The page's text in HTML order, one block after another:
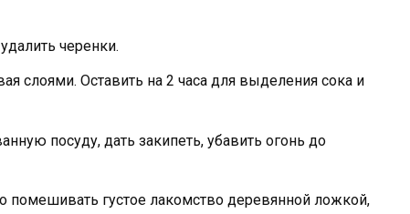
черенки.
слоями. Оставить на 2 часа для выделения сока и
посуду, дать закипеть, убавить огонь до
помешивать густое лакомство деревянной ложкой,